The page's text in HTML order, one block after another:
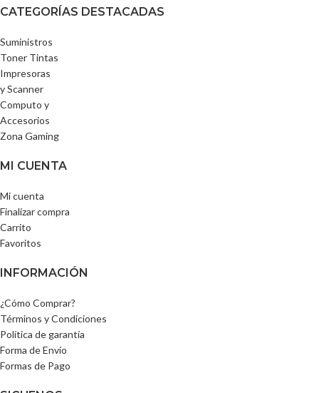
CATEGORÍAS DESTACADAS
Suministros
Toner Tintas
Impresoras
y Scanner
Computo y
Accesorios
Zona Gaming
MI CUENTA
Mi cuenta
Finalizar compra
Carrito
Favoritos
INFORMACIÓN
¿Cómo Comprar?
Términos y Condiciones
Política de garantía
Forma de Envío
Formas de Pago